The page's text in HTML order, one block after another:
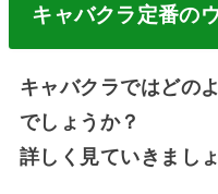
キャバクラ定番の
キャバクラではどの
でしょうか？
詳しく見ていきまし